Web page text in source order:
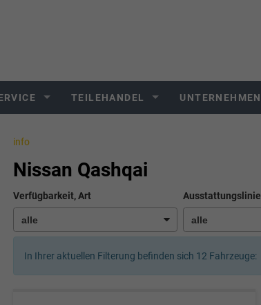
TEILEHANDEL UNTERNEHMEN
info
Nissan Qashqai
Verfügbarkeit, Art Ausstattungslinie
In Ihrer aktuellen Filterung befinden sich 12 Fahrzeuge: